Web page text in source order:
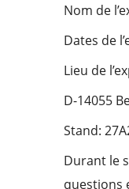
Nom de
Dates de
Lieu de
D-14055
Stand:
Durant le
questions